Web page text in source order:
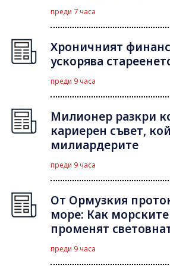
преди 7 часа
Хроничният
ускорява
преди 9 часа
Милионер разкри
кариерен съвет,
милиардерите
преди 9 часа
От Ормузкия
море: Как
променят
преди 9 часа